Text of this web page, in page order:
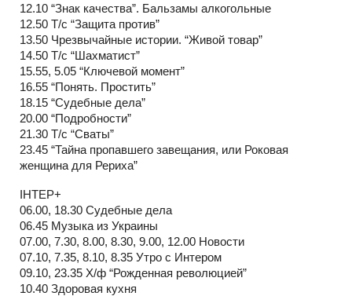
12.10 “Знак качества”. Бальзамы алкогольные
12.50 Т/с “Защита против”
13.50 Чрезвычайные истории. “Живой товар”
14.50 Т/с “Шахматист”
15.55, 5.05 “Ключевой момент”
16.55 “Понять. Простить”
18.15 “Судебные дела”
20.00 “Подробности”
21.30 Т/с “Сваты”
23.45 “Тайна пропавшего завещания, или Роковая
женщина для Рериха”
IНТЕР+
06.00, 18.30 Судебные дела
06.45 Музыка из Украины
07.00, 7.30, 8.00, 8.30, 9.00, 12.00 Новости
07.10, 7.35, 8.10, 8.35 Утро с Интером
09.10, 23.35 Х/ф “Рожденная революцией”
10.40 Здоровая кухня